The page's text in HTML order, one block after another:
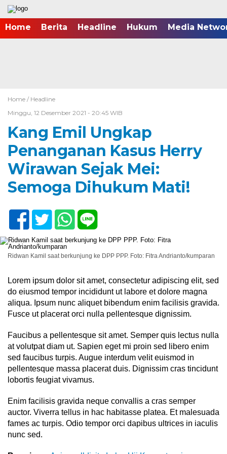
Home Berita Headline Hukum Media
Home / Headline
Minggu, 12 Desember 2021 - 20:45 WIB
Kang Emil Ungkap
Penanganan Kasus Herry
Wirawan Sejak Mei:
Semoga Dihukum Mati!
Ridwan Kamil saat berkunjung ke DPP PPP. Foto: Fitra Andrianto/kumparan
Lorem ipsum dolor sit amet, consectetur adipiscing elit, sed
do eiusmod tempor incididunt ut labore et dolore magna
aliqua. Ipsum nunc aliquet bibendum enim facilisis gravida.
Fusce ut placerat orci nulla pellentesque dignissim.
Faucibus a pellentesque sit amet. Semper quis lectus nulla
at volutpat diam ut. Sapien eget mi proin sed libero enim
sed faucibus turpis. Augue interdum velit euismod in
pellentesque massa placerat duis. Dignissim cras tincidunt
lobortis feugiat vivamus.
Enim facilisis gravida neque convallis a cras semper
auctor. Viverra tellus in hac habitasse platea. Et malesuada
fames ac turpis. Odio tempor orci dapibus ultrices in iaculis
nunc sed.